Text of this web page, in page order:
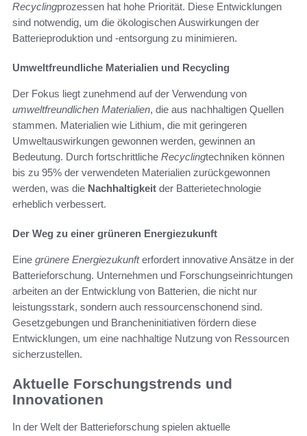
Recyclingprozessen hat hohe Priorität. Diese Entwicklungen
sind notwendig, um die ökologischen Auswirkungen der
Batterieproduktion und -entsorgung zu minimieren.
Umweltfreundliche Materialien und Recycling
Der Fokus liegt zunehmend auf der Verwendung von
umweltfreundlichen Materialien, die aus nachhaltigen Quellen
stammen. Materialien wie Lithium, die mit geringeren
Umweltauswirkungen gewonnen werden, gewinnen an
Bedeutung. Durch fortschrittliche Recyclingtechniken können
bis zu 95% der verwendeten Materialien zurückgewonnen
werden, was die Nachhaltigkeit der Batterietechnologie
erheblich verbessert.
Der Weg zu einer grüneren Energiezukunft
Eine grünere Energiezukunfterfordert innovative Ansätze in der
Batterieforschung. Unternehmen und Forschungseinrichtungen
arbeiten an der Entwicklung von Batterien, die nicht nur
leistungsstark, sondern auch ressourcenschonend sind.
Gesetzgebungen und Brancheninitiativen fördern diese
Entwicklungen, um eine nachhaltige Nutzung von Ressourcen
sicherzustellen.
Aktuelle Forschungstrends und
Innovationen
In der Welt der Batterieforschung spielen aktuelle